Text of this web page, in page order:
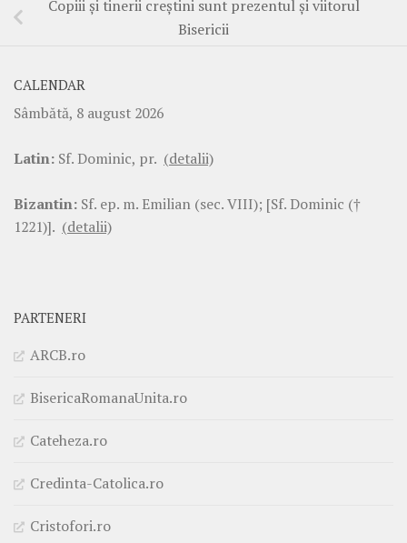
Copiii şi tinerii creştini sunt prezentul şi viitorul
Bisericii
CALENDAR
Sâmbătă, 8 august 2026
Latin: Sf. Dominic, pr. (detalii)
Bizantin: Sf. ep. m. Emilian (sec. VIII); [Sf. Dominic (†
1221)]. (detalii)
PARTENERI
ARCB.ro
BisericaRomanaUnita.ro
Cateheza.ro
Credinta-Catolica.ro
Cristofori.ro